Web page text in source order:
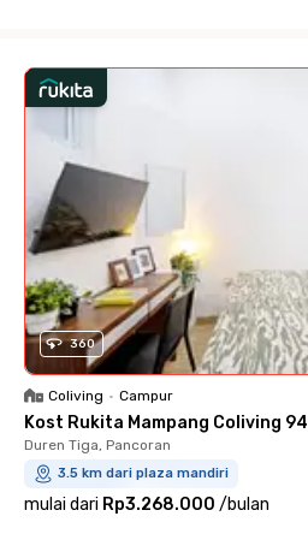
360
Coliving • Campur
Kost Rukita Mampang Coliving 94
Duren Tiga, Pancoran
3.5 km dari plaza mandiri
mulai dari Rp3.268.000 /bulan